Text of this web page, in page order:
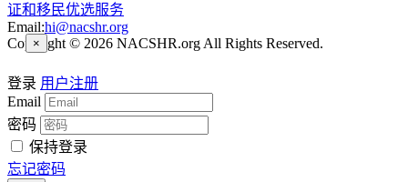
证和移民优选服务
Email:hi@nacshr.org
Copyright © 2026 NACSHR.org All Rights Reserved.
×
登录 用户注册
Email
密码
保持登录
忘记密码